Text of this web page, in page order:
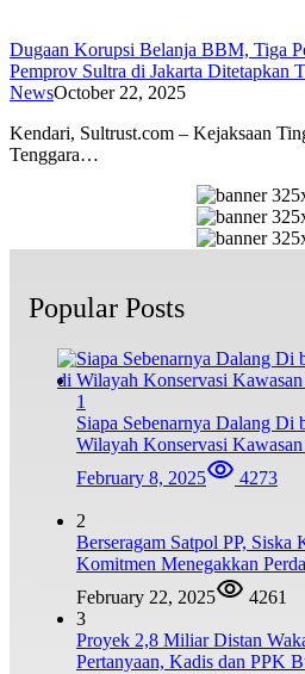
Dugaan Korupsi Belanja BBM, Tiga
Pemprov Sultra di Jakarta Ditetapkan
NewsOctober 22, 2025
Kendari, Sultrust.com – Kejaksaan
Tenggara…
Popular Posts
1
Siapa Sebenarnya Dalang Di
Wilayah Konservasi
February 8, 2025
4273
2
Berseragam Satpol PP, Siska
Komitmen Menegakkan
February 22, 2025
4261
3
Proyek 2,8 Miliar Distan
Pertanyaan, Kadis dan PPK